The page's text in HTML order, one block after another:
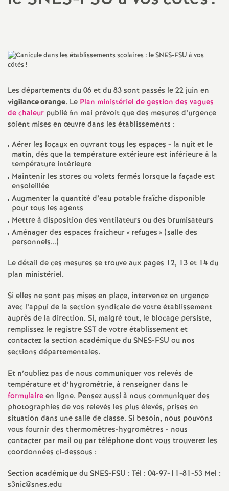
t
o
n
a
l
d
e
s
n
s
i
g
n
e
Les départements du 06 et du 83 sont passés le 22 juin en
vigilance orange. LePlan ministériel de gestion des vagues
de chaleur publié fin mai prévoit que des mesures d’urgence
soient mises en œuvre dans les établissements :
Aérer les locaux en ouvrant tous les espaces - la nuit et le
matin, dès que la température extérieure est inférieure à la
température intérieure
Maintenir les stores ou volets fermés lorsque la façade est
ensoleillée
Augmenter la quantité d’eau potable fraîche disponible
pour tous les agents
Mettre à disposition des ventilateurs ou des brumisateurs
Aménager des espaces fraîcheur «refuges» (salle des
personnels...)
Le détail de ces mesures se trouve aux pages 12, 13 et 14 du
plan ministériel.
Si elles ne sont pas mises en place, intervenez en urgence
avec l’appui de la section syndicale de votre établissement
auprès de la direction. Si, malgré tout, le blocage persiste,
remplissez le registre SST de votre établissement et
contactez la section académique du SNES-FSU ou nos
sections départementales.
Et n’oubliez pas de nous communiquer vos relevés de
température et d’hygrométrie, à renseigner dans le
formulaireen ligne. Pensez aussi à nous communiquer des
photographies de vos relevés les plus élevés, prises en
situation dans une salle de classe. Si besoin, nous pouvons
vous fournir des thermomètres-hygromètres - nous
contacter par mail ou par téléphone dont vous trouverez les
coordonnées ci-dessous :
Section académique du SNES-FSU : Tél : 04-97-11-81-53 Mel :
s3nic@snes.edu